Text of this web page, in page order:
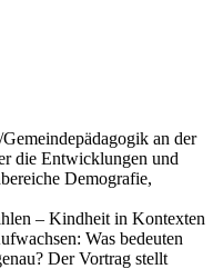
an der
dieEntwicklungen und
Demografie,
– Kindheit in Kontexten
Was bedeuten
Der Vortrag stellt